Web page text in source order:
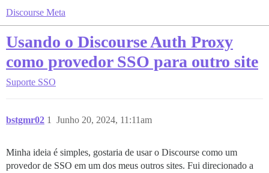
Discourse Meta
Usando o Discourse Auth Proxy
como provedor SSO para outro site
Suporte SSO
bstgmr02 Junho 20, 2024, 11:11am
1
Minha ideia é simples, gostaria de usar o Discourse como um
provedor de SSO em um dos meus outros sites. Fui direcionado a